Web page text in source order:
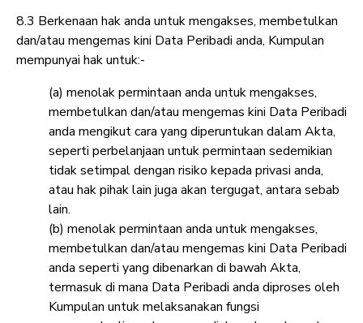
8.3 Berkenaan hak anda untuk mengakses, membetulkan
dan/atau mengemas kini Data Peribadi anda, Kumpulan
mempunyai hak untuk:-
(a) menolak permintaan anda untuk mengakses,
membetulkan dan/atau mengemas kini Data Peribadi
anda mengikut cara yang diperuntukan dalam Akta,
seperti perbelanjaan untuk permintaan sedemikian
tidak setimpal dengan risiko kepada privasi anda,
atau hak pihak lain juga akan tergugat, antara sebab
lain.
(b) menolak permintaan anda untuk mengakses,
membetulkan dan/atau mengemas kini Data Peribadi
anda seperti yang dibenarkan di bawah Akta,
termasuk di mana Data Peribadi anda diproses oleh
Kumpulan untuk melaksanakan fungsi